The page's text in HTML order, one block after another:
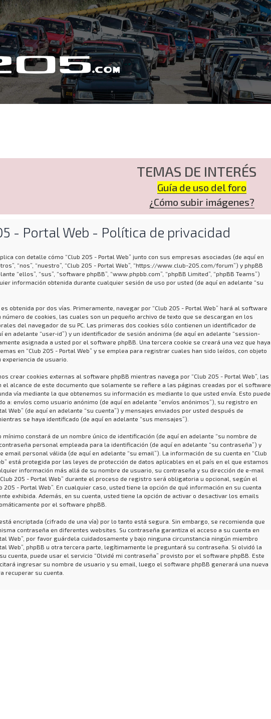
TEMAS DE INTERÉS
Guía de uso del foro
¿Cómo subir imágenes?
- Portal Web - Política de privacidad
con detalle cómo “Club 205 - Portal Web” junto con sus empresas asociadas (de aquí en
“nos”, “nuestro”, “Club 205 - Portal Web”, “https://www.club-205.com/forum”) y phpBB
“ellos”, “sus”, “software phpBB”, “www.phpbb.com”, “phpBB Limited”, “phpBB Teams”)
información obtenida durante cualquier sesión de uso por usted (de aquí en adelante “su
obtenida por dos vías. Primeramente, navegar por “Club 205 - Portal Web” hará al software
número de cookies, las cuales son un pequeño archivo de texto que se descargan en los
del navegador de su PC. Las primeras dos cookies sólo contienen un identificador de
en adelante “user-id”) y un identificador de sesión anónima (de aquí en adelante “session-
asignada a usted por el software phpBB. Una tercera cookie se creará una vez que haya
en “Club 205 - Portal Web” y se emplea para registrar cuales han sido leídos, con objeto
de usuario.
crear cookies externas al software phpBB mientras navega por “Club 205 - Portal Web”, las
el alcance de este documento que solamente se refiere a las páginas creadas por el software
vía mediante la que obtenemos su información es mediante lo que usted envía. Esto puede
a: envíos como usuario anónimo (de aquí en adelante “envíos anónimos”), su registro en
Web” (de aquí en adelante “su cuenta”) y mensajes enviados por usted después de
se haya identificado (de aquí en adelante “sus mensajes”).
mínimo constará de un nombre único de identificación (de aquí en adelante “su nombre de
personal empleada para la identificación (de aquí en adelante “su contraseña”) y
email personal válida (de aquí en adelante “su email”). La información de su cuenta en “Club
está protegida por las leyes de protección de datos aplicables en el país en el que estamos
información más allá de su nombre de usuario, su contraseña y su dirección de e-mail
205 - Portal Web” durante el proceso de registro será obligatoria u opcional, según el
205 - Portal Web”. En cualquier caso, usted tiene la opción de qué información en su cuenta
exhibida. Además, en su cuenta, usted tiene la opción de activar o desactivar los emails
por el software phpBB.
encriptada (cifrado de una vía) por lo tanto está segura. Sin embargo, se recomienda que
contraseña en diferentes websites. Su contraseña garantiza el acceso a su cuenta en
Web”, por favor guárdela cuidadosamente y bajo ninguna circunstancia ningún miembro
Web”, phpBB u otra tercera parte, legítimamente le preguntará su contraseña. Si olvidó la
cuenta, puede usar el servicio “Olvidé mi contraseña” provisto por el software phpBB. Este
ingresar su nombre de usuario y su email, luego el software phpBB generará una nueva
recuperar su cuenta.